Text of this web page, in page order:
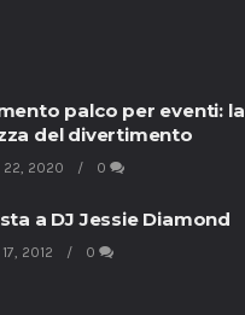
palco per eventi: la
del divertimento
22, 2020 0
a DJ Jessie Diamond
2012 0